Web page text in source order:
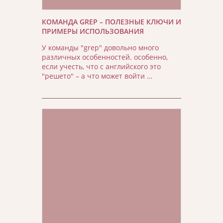
КОМАНДА GREP – ПОЛЕЗНЫЕ КЛЮЧИ И
ПРИМЕРЫ ИСПОЛЬЗОВАНИЯ
У команды "grep" довольно много
различных особенностей. особенно,
если учесть, что с английского это
"решето" – а что может войти …